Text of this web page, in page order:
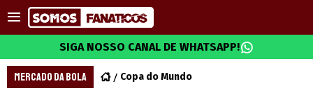
SIGA NOSSO CANAL DE WHATSAPP!
MERCADO DA BOLA Copa do Mundo